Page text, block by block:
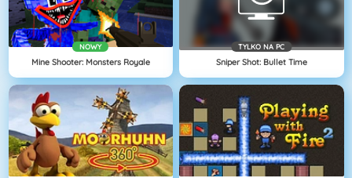
NOWY
Mine Shooter: Monsters Royale
TYLKO NA PC
Sniper Shot: Bullet Time